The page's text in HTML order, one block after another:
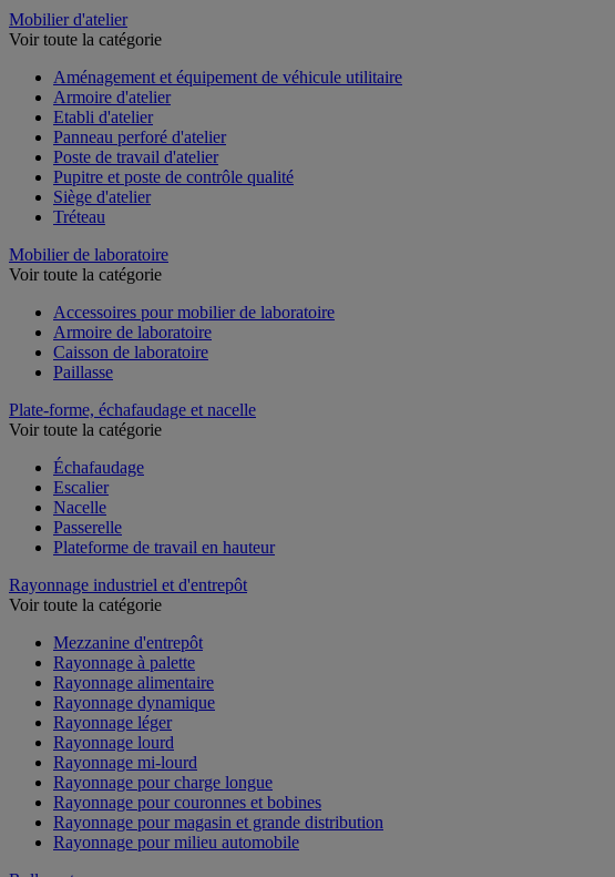
Mobilier d'atelier
Voir toute la catégorie
Aménagement et équipement de véhicule utilitaire
Armoire d'atelier
Etabli d'atelier
Panneau perforé d'atelier
Poste de travail d'atelier
Pupitre et poste de contrôle qualité
Siège d'atelier
Tréteau
Mobilier de laboratoire
Voir toute la catégorie
Accessoires pour mobilier de laboratoire
Armoire de laboratoire
Caisson de laboratoire
Paillasse
Plate-forme, échafaudage et nacelle
Voir toute la catégorie
Échafaudage
Escalier
Nacelle
Passerelle
Plateforme de travail en hauteur
Rayonnage industriel et d'entrepôt
Voir toute la catégorie
Mezzanine d'entrepôt
Rayonnage à palette
Rayonnage alimentaire
Rayonnage dynamique
Rayonnage léger
Rayonnage lourd
Rayonnage mi-lourd
Rayonnage pour charge longue
Rayonnage pour couronnes et bobines
Rayonnage pour magasin et grande distribution
Rayonnage pour milieu automobile